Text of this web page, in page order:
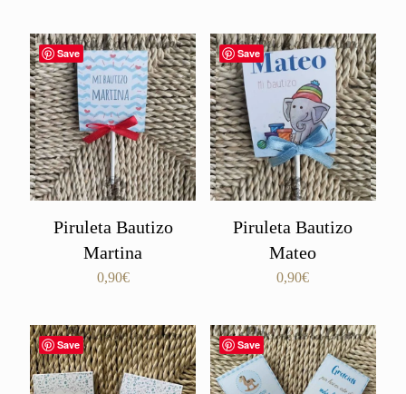
Save
Piruleta Bautizo
Martina
0,90€
Save
Piruleta Bautizo
Mateo
0,90€
Save Save